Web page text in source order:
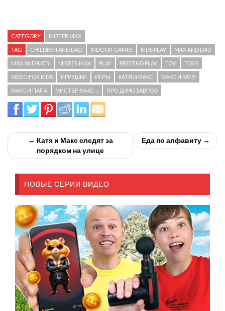
CATEGORY MISTER MAX
TAG CHILDREN AND DAD INDOOR GAMES KIDS PLAY MAX AND DAD
MAX AND KATY MISTER MAX PLAY PRETEND PLAY TOY TOYS
VIDEO FOR KIDS ИГРУШКИ ИГРЫ КАТЯ И МАКС МАКС И КАТЯ
МАКС И ПАПА МИСТЕР МАКС ... ПРО ДИНОЗАВРОВ
← Катя и Макс следят за
порядком на улице
Еда по алфавиту →
НОВЫЕ СЕРИИ ВИДЕО